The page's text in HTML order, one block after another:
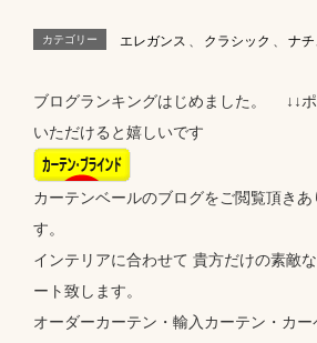
カテゴリー エレガンス 、 クラシック 、 ナ
ブログランキングはじめました。 ↓↓
いただけると嬉しいです
カーテンベールのブログをご閲覧頂きあ
す。
インテリアに合わせて 貴方だけの素敵
ート致します。
オーダーカーテン・輸入カーテン・カ